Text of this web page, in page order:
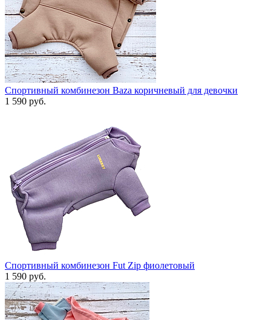
Спортивный комбинезон Baza коричневый для девочки
1 590 руб.
Спортивный комбинезон Fut Zip фиолетовый
1 590 руб.